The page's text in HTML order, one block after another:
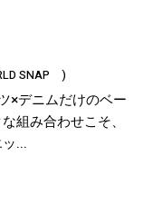
SNAP )
×デニムだけのベー
組み合わせこそ、
...